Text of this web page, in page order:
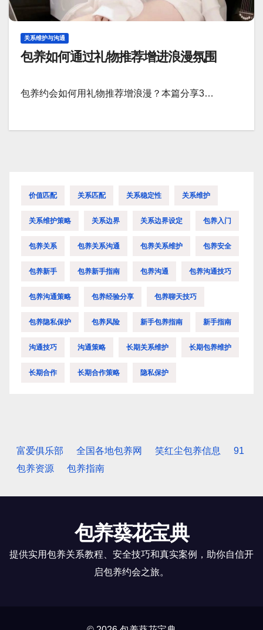
关系维护与沟通
包养如何通过礼物推荐增进浪漫氛围
包养约会如何用礼物推荐增浪漫？本篇分享3…
价值匹配 关系匹配 关系稳定性 关系维护
关系维护策略 关系边界 关系边界设定 包养入门
包养关系 包养关系沟通 包养关系维护 包养安全
包养新手 包养新手指南 包养沟通 包养沟通技巧
包养沟通策略 包养经验分享 包养聊天技巧
包养隐私保护 包养风险 新手包养指南 新手指南
沟通技巧 沟通策略 长期关系维护 长期包养维护
长期合作 长期合作策略 隐私保护
富爱俱乐部 全国各地包养网 笑红尘包养信息
91
包养资源
包养指南
包养葵花宝典
提供实用包养关系教程、安全技巧和真实案例，助你自信开
启包养约会之旅。